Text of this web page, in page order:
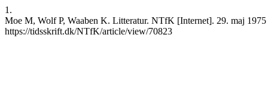
1.
Moe M, Wolf P, Waaben K. Litteratur. NTfK [Internet]. 29. maj
https://tidsskrift.dk/NTfK/article/view/70823